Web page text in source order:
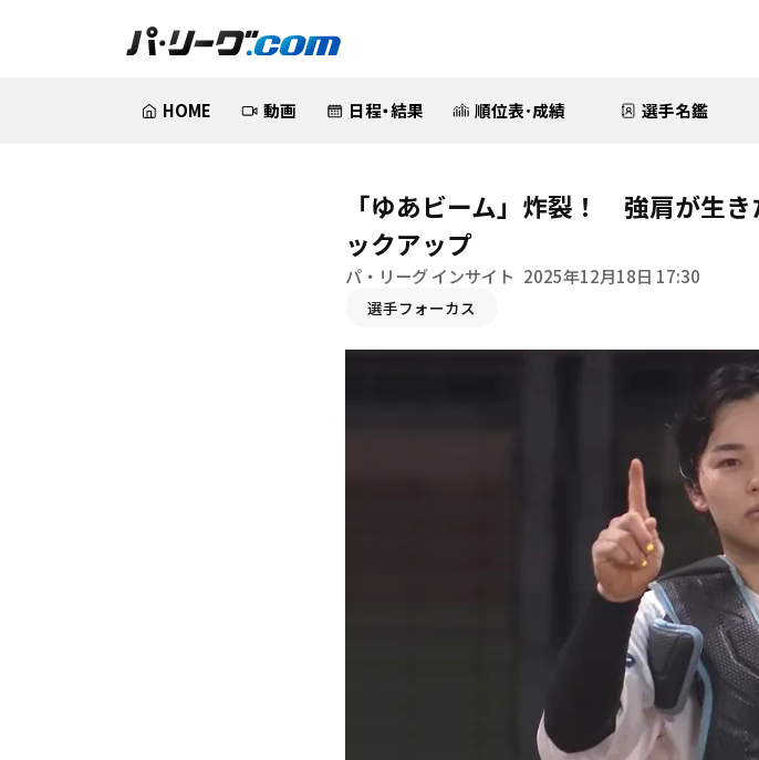
HOME 動画 日程・結果 順位表･成績 選手名鑑
「ゆあビーム」炸裂！ 強肩が生
ックアップ
パ・リーグ インサイト 2025年12月18日 17:30
選手フォーカス